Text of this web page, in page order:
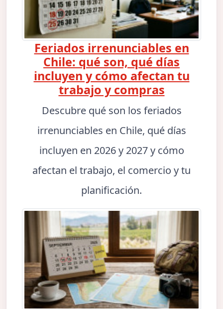
Feriados irrenunciables en
Chile: qué son, qué días
incluyen y cómo afectan tu
trabajo y compras
Descubre qué son los feriados
irrenunciables en Chile, qué días
incluyen en 2026 y 2027 y cómo
afectan el trabajo, el comercio y tu
planificación.